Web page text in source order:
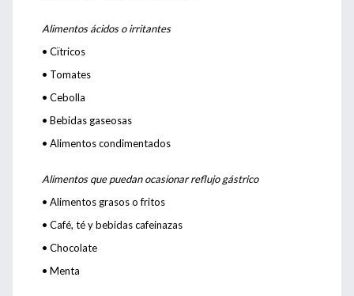
Alimentos ácidos o irritantes
• Cïtricos
• Tomates
• Cebolla
• Bebidas gaseosas
• Alimentos condimentados
Alimentos que puedan ocasionar reflujo gástrico
• Alimentos grasos o fritos
• Café, té y bebidas cafeinazas
• Chocolate
• Menta